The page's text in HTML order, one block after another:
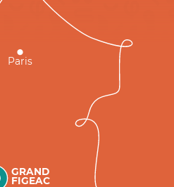
GRAND
FIGEAC
Paris